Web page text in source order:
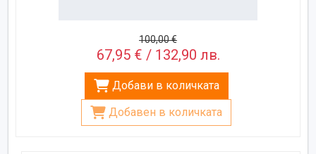
100,00 €
67,95 € / 132,90 лв.
Добави в количката
Добавен в количката